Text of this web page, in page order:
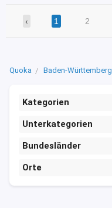
‹ 1 2
Quoka Baden-Württemberg
Kategorien
Unterkategorien
Bundesländer
Orte